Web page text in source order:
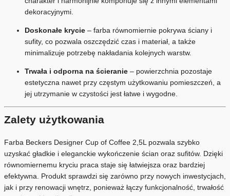
dekoracyjnymi.
Doskonałe krycie – farba równomiernie pokrywa ściany i
sufity, co pozwala oszczędzić czas i materiał, a także
minimalizuje potrzebę nakładania kolejnych warstw.
Trwała i odporna na ścieranie – powierzchnia pozostaje
estetyczna nawet przy częstym użytkowaniu pomieszczeń, a
jej utrzymanie w czystości jest łatwe i wygodne.
Zalety użytkowania
Farba Beckers Designer Cup of Coffee 2,5L pozwala szybko
uzyskać gładkie i eleganckie wykończenie ścian oraz sufitów. Dzięki
równomiernemu kryciu praca staje się łatwiejsza oraz bardziej
efektywna. Produkt sprawdzi się zarówno przy nowych inwestycjach,
jak i przy renowacji wnętrz, ponieważ łączy funkcjonalność, trwałość